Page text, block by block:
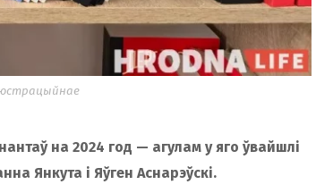
на 2024 год — агулам у яго ўвайшлі
Янкута і Яўген Аснарэўскі.